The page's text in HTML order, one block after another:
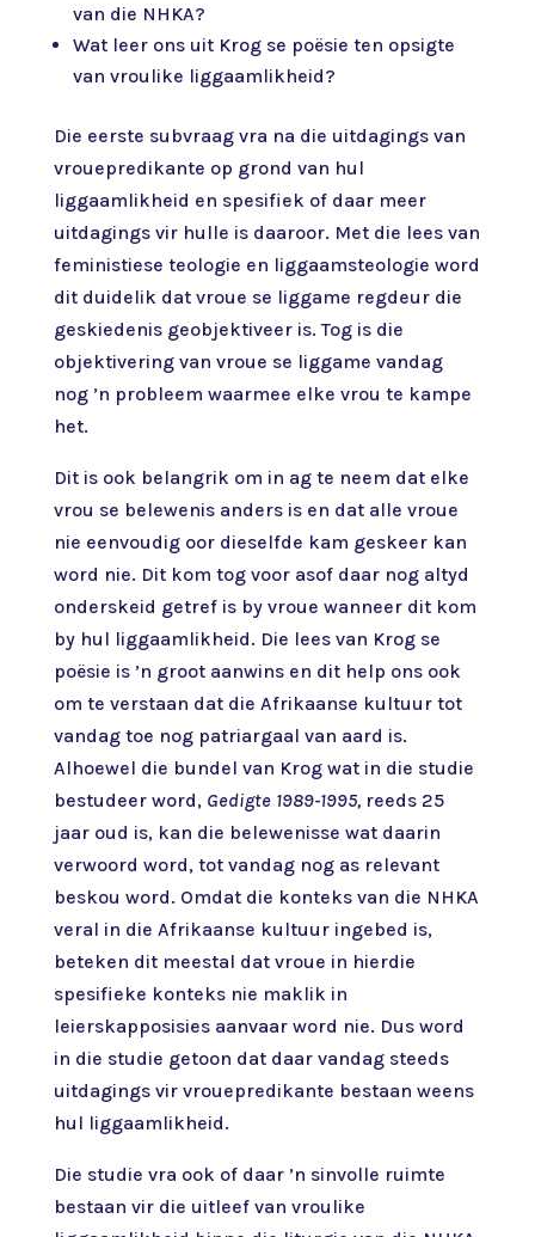
van die NHKA?
Wat leer ons uit Krog se poësie ten opsigte
van vroulike liggaamlikheid?
Die eerste subvraag vra na die uitdagings van
vrouepredikante op grond van hul
liggaamlikheid en spesifiek of daar meer
uitdagings vir hulle is daaroor. Met die lees van
feministiese teologie en liggaamsteologie word
dit duidelik dat vroue se liggame regdeur die
geskiedenis geobjektiveer is. Tog is die
objektivering van vroue se liggame vandag
nog ’n probleem waarmee elke vrou te kampe
het.
Dit is ook belangrik om in ag te neem dat elke
vrou se belewenis anders is en dat alle vroue
nie eenvoudig oor dieselfde kam geskeer kan
word nie. Dit kom tog voor asof daar nog altyd
onderskeid getref is by vroue wanneer dit kom
by hul liggaamlikheid. Die lees van Krog se
poësie is ’n groot aanwins en dit help ons ook
om te verstaan dat die Afrikaanse kultuur tot
vandag toe nog patriargaal van aard is.
Alhoewel die bundel van Krog wat in die studie
bestudeer word, Gedigte 1989-1995, reeds 25
jaar oud is, kan die belewenisse wat daarin
verwoord word, tot vandag nog as relevant
beskou word. Omdat die konteks van die NHKA
veral in die Afrikaanse kultuur ingebed is,
beteken dit meestal dat vroue in hierdie
spesifieke konteks nie maklik in
leierskapposisies aanvaar word nie. Dus word
in die studie getoon dat daar vandag steeds
uitdagings vir vrouepredikante bestaan weens
hul liggaamlikheid.
Die studie vra ook of daar ’n sinvolle ruimte
bestaan vir die uitleef van vroulike